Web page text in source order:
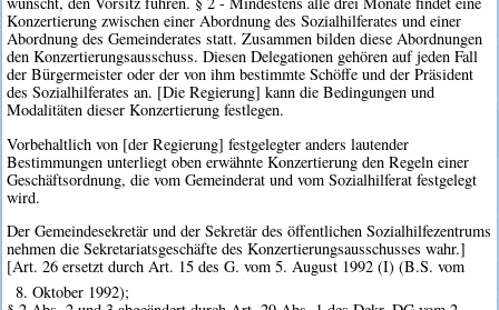
Konzertierung zwischen einer Abordnung des Sozialhilferates und einer
Abordnung des Gemeinderates statt. Zusammen bilden diese Abordnungen
den Konzertierungsausschuss. Diesen Delegationen gehören auf jeden Fall
der Bürgermeister oder der von ihm bestimmte Schöffe und der Präsident
des Sozialhilferates an. [Die Regierung] kann die Bedingungen und
Modalitäten dieser Konzertierung festlegen.
Vorbehaltlich von [der Regierung] festgelegter anders lautender
Bestimmungen unterliegt oben erwähnte Konzertierung den Regeln einer
Geschäftsordnung, die vom Gemeinderat und vom Sozialhilferat festgelegt
wird.
Der Gemeindesekretär und der Sekretär des öffentlichen Sozialhilfezentrums
nehmen die Sekretariatsgeschäfte des Konzertierungsausschusses wahr.]
[Art. 26 ersetzt durch Art. 15 des G. vom 5. August 1992 (I) (B.S. vom
8. Oktober 1992);